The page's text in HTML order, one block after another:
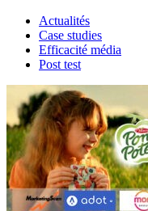
Actualités
Case studies
Efficacité média
Post test